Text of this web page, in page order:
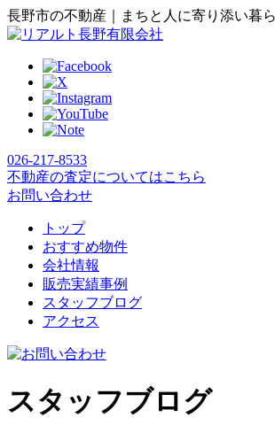
長野市の不動産｜まちと人に寄り添い暮
026-217-8533
不動産の査定についてはこちら
お問い合わせ
トップ
おすすめ物件
会社情報
販売実績事例
スタッフブログ
アクセス
スタッフブログ